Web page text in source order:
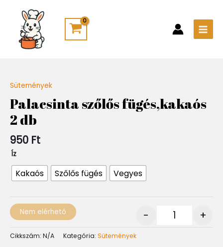
content
Sütemények
Palacsinta szőlős fügés,kakaós
2 db
950 Ft
Íz
Kakaós Szőlős fügés Vegyes
- +
Nem elérhető
Cikkszám: N/A Kategória: Sütemények